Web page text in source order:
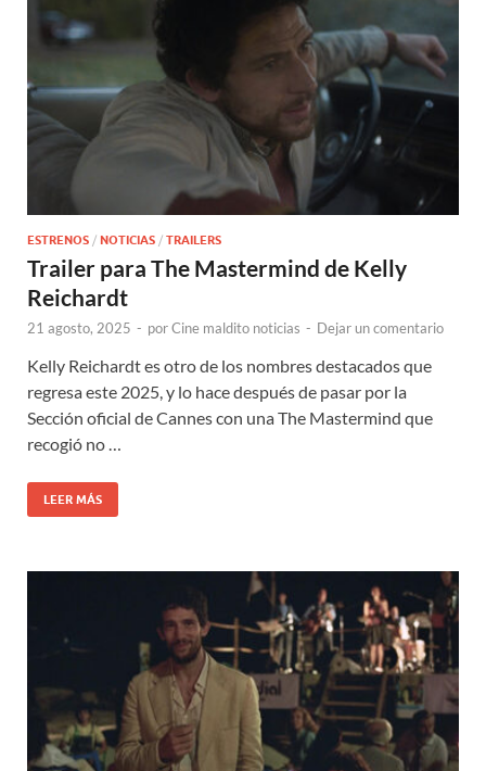
ESTRENOS / NOTICIAS / TRAILERS
Trailer para The Mastermind de Kelly
Reichardt
21 agosto, 2025 - porCine maldito noticias - Dejar un comentario
Kelly Reichardt es otro de los nombres destacados que
regresa este 2025, y lo hace después de pasar por la
Sección oficial de Cannes con una The Mastermind que
recogió no …
LEER MÁS